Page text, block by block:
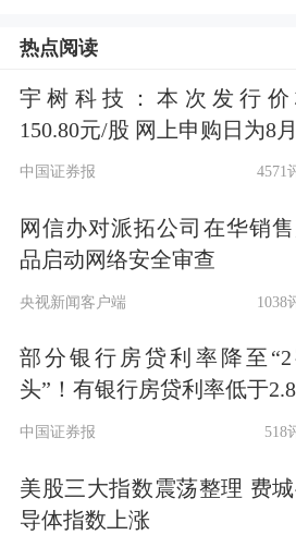
对于铜行业整体需求，
铜消费需求延续“新兴
领域分化”的特征， 新
心增长极，其中储能领
步提升，有望弥补新
受开工率低迷影响，铜
大幅回升，家电补贴
整体来看，预计2026
热点阅读
宇树科技：本次发行价
150.80元/股 网上申购日为8
中国证券报 4571
网信办对派拓公司在华销
品启动网络安全审查
央视新闻客户端 1038
部分银行房贷利率降至
头”！有银行房贷利率低于
中国证券报 518
美股三大指数震荡整理 费
导体指数上涨